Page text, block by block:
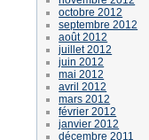
octobre 2012
septembre 2012
août 2012
juillet 2012
juin 2012
mai 2012
avril 2012
mars 2012
février 2012
janvier 2012
décembre 2011